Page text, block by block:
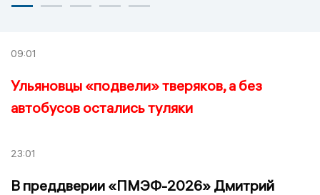
09:01
Ульяновцы «подвели» тверяков, а без
автобусов остались туляки
23:01
В преддверии «ПМЭФ-2026» Дмитрий